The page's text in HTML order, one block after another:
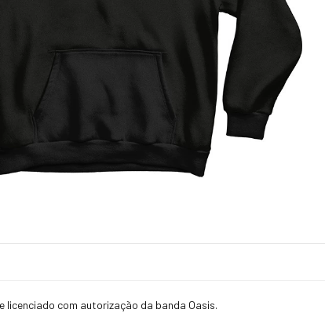
licenciado com autorização da banda Oasis.